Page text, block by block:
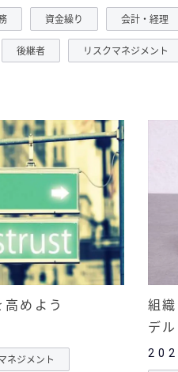
資金繰り 会計・経理
後継者 リスクマネジメント
めよう
ネジメント
組
デル